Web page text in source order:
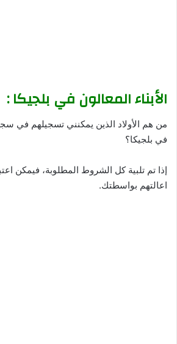
الأبناء المعالون في بلجيكا :
من هم الأولاد الذين يمكنني تسجيلهم في
في بلجيكا؟
إذا تم تلبية كل الشروط المطلوبة، فيمكن
اعالتهم بواسطتك.